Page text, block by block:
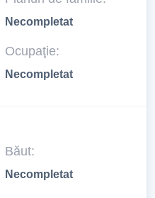
Necompletat
Ocupaţie:
Necompletat
Băut:
Necompletat